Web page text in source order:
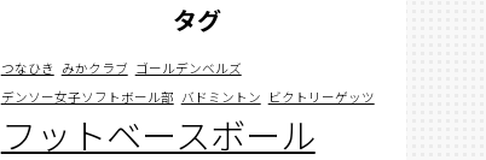
タグ
つなひき みかクラブ ゴールデンベルズ
デンソー女子ソフトボール部 バドミントン ビクトリーゲッツ
フットベースボール